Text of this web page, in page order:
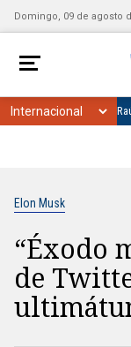
Domingo, 09 de agosto
Elon Musk
“Éxodo
de